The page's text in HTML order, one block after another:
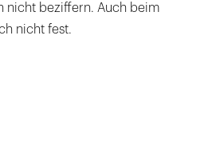
nicht beziffern. Auch beim
nicht fest.